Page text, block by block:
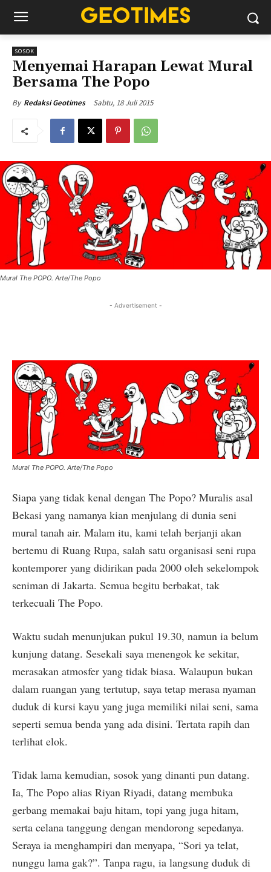
SOSOK
Menyemai Harapan Lewat Mural
Bersama The Popo
By Redaksi Geotimes Sabtu, 18 Juli 2015
Mural The POPO. Arte/The Popo
- Advertisement -
Mural The POPO. Arte/The Popo
Siapa yang tidak kenal dengan The Popo? Muralis asal
Bekasi yang namanya kian menjulang di dunia seni
mural tanah air. Malam itu, kami telah berjanji akan
bertemu di Ruang Rupa, salah satu organisasi seni rupa
kontemporer yang didirikan pada 2000 oleh sekelompok
seniman di Jakarta. Semua begitu berbakat, tak
terkecuali The Popo.
Waktu sudah menunjukan pukul 19.30, namun ia belum
kunjung datang. Sesekali saya menengok ke sekitar,
merasakan atmosfer yang tidak biasa. Walaupun bukan
dalam ruangan yang tertutup, saya tetap merasa nyaman
duduk di kursi kayu yang juga memiliki nilai seni, sama
seperti semua benda yang ada disini. Tertata rapih dan
terlihat elok.
Tidak lama kemudian, sosok yang dinanti pun datang.
Ia, The Popo alias Riyan Riyadi, datang membuka
gerbang memakai baju hitam, topi yang juga hitam,
serta celana tanggung dengan mendorong sepedanya.
Seraya ia menghampiri dan menyapa, “Sori ya telat,
nunggu lama gak?”. Tanpa ragu, ia langsung duduk di